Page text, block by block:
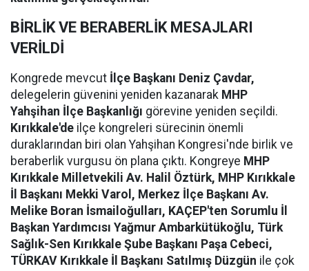
BİRLİK VE BERABERLİK MESAJLARI
VERİLDİ
Kongrede mevcut İlçe Başkanı Deniz Çavdar,
delegelerin güvenini yeniden kazanarak MHP
Yahşihan İlçe Başkanlığı görevine yeniden seçildi.
Kırıkkale'de ilçe kongreleri sürecinin önemli
duraklarından biri olan Yahşihan Kongresi'nde birlik ve
beraberlik vurgusu ön plana çıktı. Kongreye MHP
Kırıkkale Milletvekili Av. Halil Öztürk, MHP Kırıkkale
İl Başkanı Mekki Varol, Merkez İlçe Başkanı Av.
Melike Boran İsmailoğulları, KAÇEP'ten Sorumlu İl
Başkan Yardımcısı Yağmur Ambarkütükoğlu, Türk
Sağlık-Sen Kırıkkale Şube Başkanı Paşa Cebeci,
TÜRKAV Kırıkkale İl Başkanı Satılmış Düzgün ile çok